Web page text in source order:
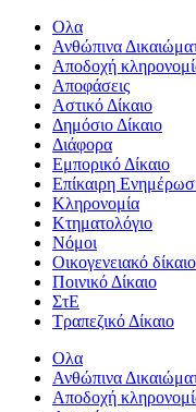
Ολα
Ανθώπινα
Aποδοχή
Αποφάσεις
Αστικό Δίκαιο
Δημόσιο Δίκαιο
Διάφορα
Εμπορικό Δίκαιο
Επίκαιρη
Kληρονομία
Κτηματολόγιο
Νόμοι
Οικογενειακό δίκαιο
Ποινικό Δίκαιο
ΣτΕ
Τραπεζικό Δίκαιο
Ολα
Ανθώπινα
Aποδοχή